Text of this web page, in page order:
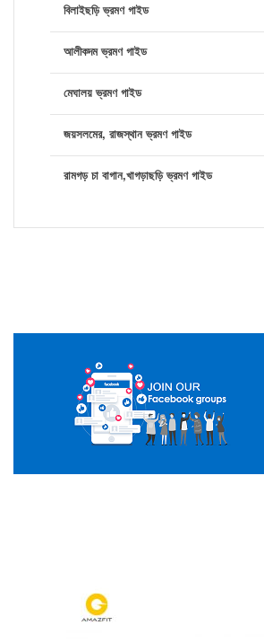
বিলাইছড়ি ভ্রমণ গাইড
আলীকদম ভ্রমণ গাইড
মেঘালয় ভ্রমণ গাইড
জয়সলমের, রাজস্থান ভ্রমণ গাইড
রামগড় চা বাগান,খাগড়াছড়ি ভ্রমণ গাইড